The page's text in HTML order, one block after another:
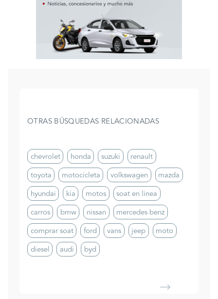
OTRAS BÚSQUEDAS RELACIONADAS
chevrolet honda suzuki
renault
toyota
motocicleta volkswagen
mazda
hyundai
kia motos
soat en linea
carros
bmw nissan
mercedes benz
comprar soat
ford vans jeep
moto
diesel
audi byd